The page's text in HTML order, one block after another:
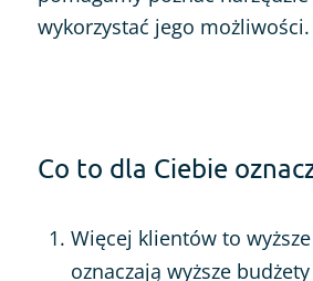
wykorzystać jego możliwości.
Co to dla Ciebie
Więcej klientów to
oznaczają wyższe